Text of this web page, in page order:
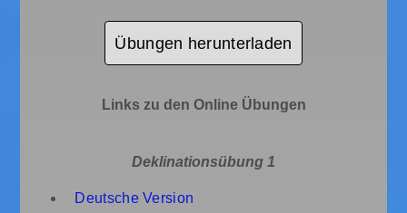
Übungen herunterladen
Links zu den Online Übungen
Deklinationsübung 1
Deutsche Version